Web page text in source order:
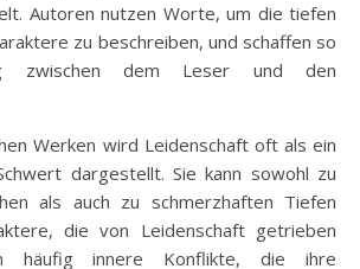
Autoren nutzen Worte, um die tiefen
zu beschreiben, und schaffen so
zwischen dem Leser und den
Werken wird Leidenschaft oft als ein
dargestellt. Sie kann sowohl zu
als auch zu schmerzhaften Tiefen
die von Leidenschaft getrieben
häufig innere Konflikte, die ihre